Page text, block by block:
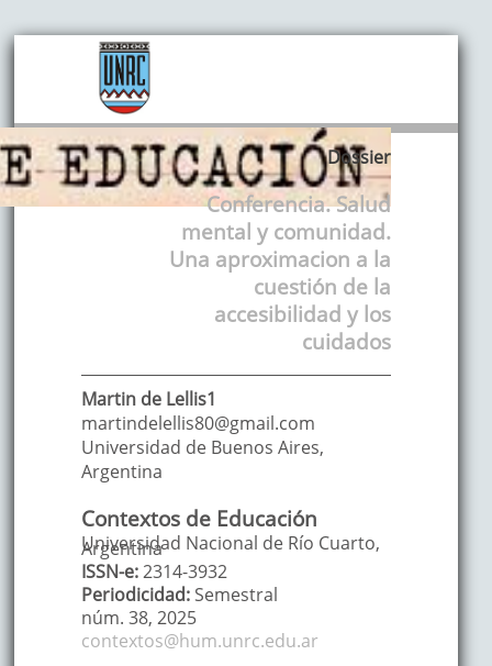
Dossier
Conferencia. Salud
mental y comunidad.
Una aproximacion a la
cuestión de la
accesibilidad y los
cuidados
Martin de Lellis1
martindelellis80@gmail.com
Universidad de Buenos Aires,
Argentina
Contextos de Educación
Universidad Nacional de Río Cuarto,
Argentina
ISSN-e:2314-3932
Periodicidad: Semestral
núm. 38, 2025
contextos@hum.unrc.edu.ar